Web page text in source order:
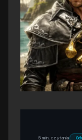
5 min. czytania